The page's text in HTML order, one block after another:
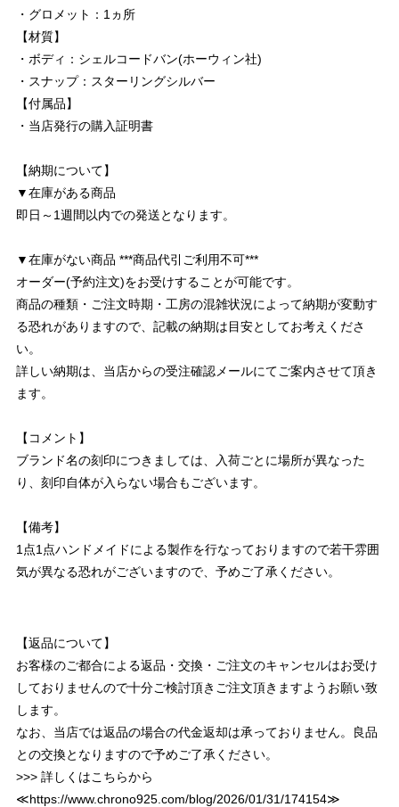
・グロメット：1ヵ所
【材質】
・ボディ：シェルコードバン(ホーウィン社)
・スナップ：スターリングシルバー
【付属品】
・当店発行の購入証明書
【納期について】
▼在庫がある商品
即日～1週間以内での発送となります。
▼在庫がない商品 ***商品代引ご利用不可***
オーダー(予約注文)をお受けすることが可能です。
商品の種類・ご注文時期・工房の混雑状況によって納期が変動す
る恐れがありますので、記載の納期は目安としてお考えくださ
い。
詳しい納期は、当店からの受注確認メールにてご案内させて頂き
ます。
【コメント】
ブランド名の刻印につきましては、入荷ごとに場所が異なった
り、刻印自体が入らない場合もございます。
【備考】
1点1点ハンドメイドによる製作を行なっておりますので若干雰囲
気が異なる恐れがございますので、予めご了承ください。
【返品について】
お客様のご都合による返品・交換・ご注文のキャンセルはお受け
しておりませんので十分ご検討頂きご注文頂きますようお願い致
します。
なお、当店では返品の場合の代金返却は承っておりません。良品
との交換となりますので予めご了承ください。
>>> 詳しくはこちらから
≪https://www.chrono925.com/blog/2026/01/31/174154≫